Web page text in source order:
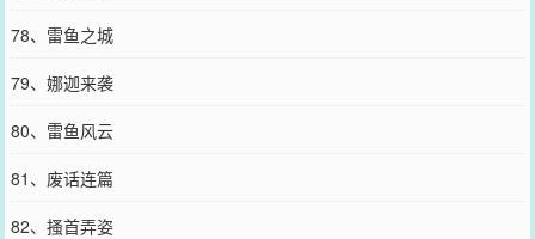
78、雷鱼之城
79、娜迦来袭
80、雷鱼风云
81、废话连篇
82、搔首弄姿